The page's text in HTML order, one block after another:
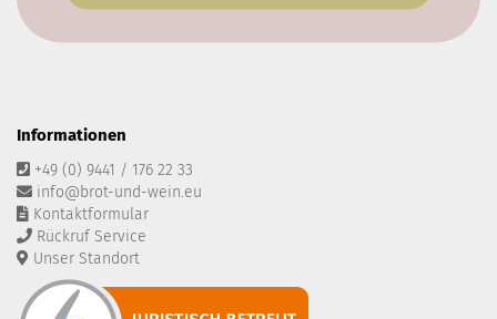
Informationen
+49 (0) 9441 / 176 22 33
info@brot-und-wein.eu
Kontaktformular
Rückruf Service
Unser Standort